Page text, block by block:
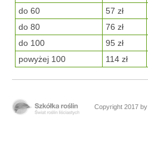
do 60
57 zł
do 80
76 zł
do 100
95 zł
powyżej 100
114 zł
Copyright 2017 by